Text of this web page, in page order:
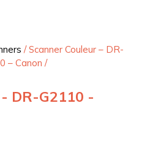
/Scanner Couleur – DR-
– Canon /
DR-G2110 -